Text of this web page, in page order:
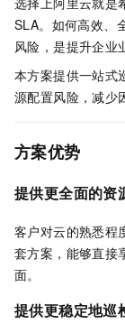
SLA。如何高效、
风险，是提升企业
本方案提供一站式
源配置风险，减少
方案优势
提供更全面的资
客户对云的熟悉程
套方案，能够直接
面。
提供更稳定地巡